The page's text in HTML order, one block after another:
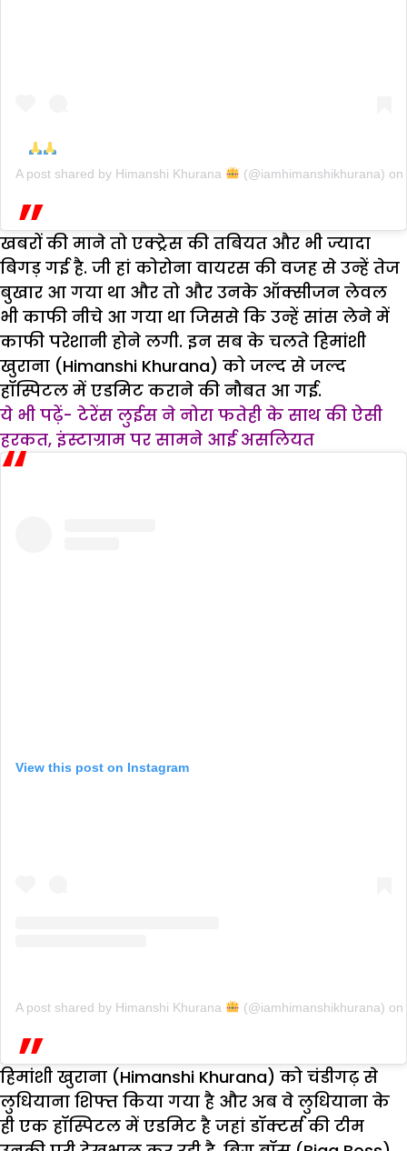
A post shared by Himanshi Khurana (@iamhimanshikhurana) on
खबरों की माने तो एक्ट्रेस की तबियत और भी ज्यादा
बिगड़ गई है. जी हां कोरोना वायरस की वजह से उन्हें तेज
बुखार आ गया था और तो और उनके ऑक्सीजन लेवल
भी काफी नीचे आ गया था जिससे कि उन्हें सांस लेने में
काफी परेशानी होने लगी. इन सब के चलते हिमांशी
खुराना (Himanshi Khurana) को जल्द से जल्द
हॉस्पिटल में एडमिट कराने की नौबत आ गई.
ये भी पढ़ें- टेरेंस लुईस ने नोरा फतेही के साथ की ऐसी
हरकत, इंस्टाग्राम पर सामने आई असलियत
View this post on Instagram
A post shared by Himanshi Khurana (@iamhimanshikhurana) on
हिमांशी खुराना (Himanshi Khurana) को चंडीगढ़ से
लुधियाना शिफ्त किया गया है और अब वे लुधियाना के
ही एक हॉस्पिटल में एडमिट है जहां डॉक्टर्स की टीम